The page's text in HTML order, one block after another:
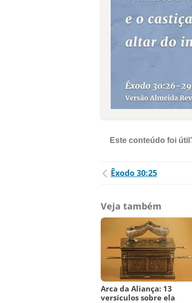
Este conteúdo foi
Êxodo 30:25
Veja também
Arca da Aliança: 13
versículos sobre ela